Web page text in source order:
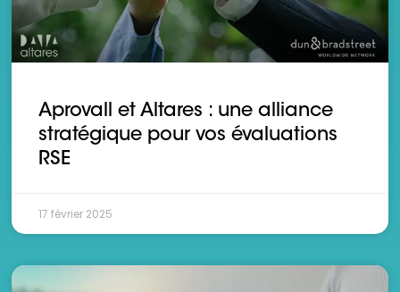
Aprovall et Altares : une alliance
stratégique pour vos évaluations
RSE
17 février 2025